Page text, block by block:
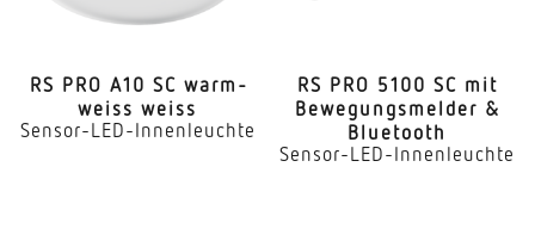
RS PRO A10 SC warm­
weiss weiss
Sensor-LED-Innenleuchte
RS PRO 5100 SC mit
Bewe­gungs­melder &
Bluetooth
Sensor-LED-Innenleuchte